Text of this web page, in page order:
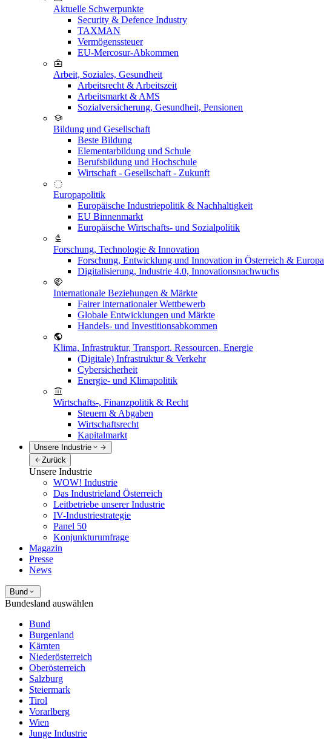
Aktuelle Schwerpunkte
Security & Defence Industry
TAXMAN
Vermögenssteuer
EU-Mercosur-Abkommen
Arbeit, Soziales, Gesundheit
Arbeitsrecht & Arbeitszeit
Arbeitsmarkt & AMS
Sozialversicherung, Gesundheit, Pensionen
Bildung und Gesellschaft
Beste Bildung
Elementarbildung und Schule
Berufsbildung und Hochschule
Wirtschaft - Gesellschaft - Zukunft
Europapolitik
Europäische Industriepolitik & Nachhaltigkeit
EU Binnenmarkt
Europäische Wirtschafts- und Sozialpolitik
Forschung, Technologie & Innovation
Forschung, Entwicklung und Innovation in Österreich & Europa
Digitalisierung, Industrie 4.0, Innovationsnachwuchs
Internationale Beziehungen & Märkte
Fairer internationaler Wettbewerb
Globale Entwicklungen und Märkte
Handels- und Investitionsabkommen
Klima, Infrastruktur, Transport, Ressourcen, Energie
(Digitale) Infrastruktur & Verkehr
Cybersicherheit
Energie- und Klimapolitik
Wirtschafts-, Finanzpolitik & Recht
Steuern & Abgaben
Wirtschaftsrecht
Kapitalmarkt
Unsere Industrie
Zurück
Unsere Industrie
WOW! Industrie
Das Industrieland Österreich
Leitbetriebe unserer Industrie
IV-Industriestrategie
Panel 50
Konjunkturumfrage
Magazin
Presse
News
Bund
Bundesland auswählen
Bund
Burgenland
Kärnten
Niederösterreich
Oberösterreich
Salzburg
Steiermark
Tirol
Vorarlberg
Wien
Junge Industrie